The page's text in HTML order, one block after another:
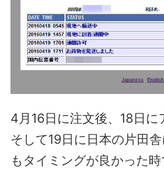
4月16日に注文後、18日に
そして19日に日本の片田
もタイミングが良かった